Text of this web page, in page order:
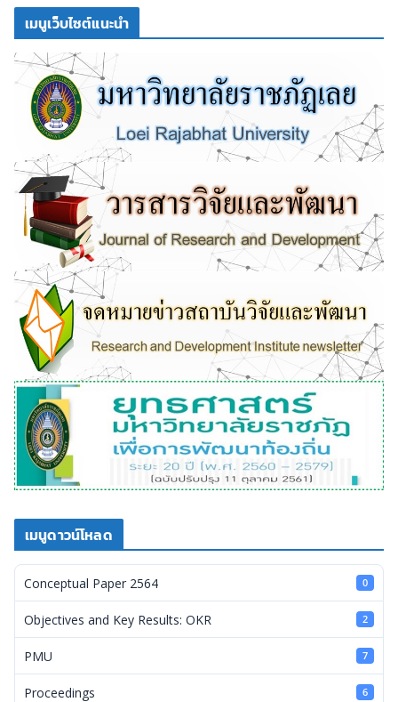
เมนูเว็บไซต์แนะนำ
เมนูดาวน์โหลด
Conceptual Paper 2564 0
Objectives and Key Results: OKR 2
PMU 7
Proceedings 6